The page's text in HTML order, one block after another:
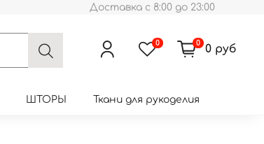
Доставка с 8:00 до 23:00
0 0 0 руб
ШТОРЫ Ткани для рукоделия